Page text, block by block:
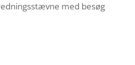
med besøg